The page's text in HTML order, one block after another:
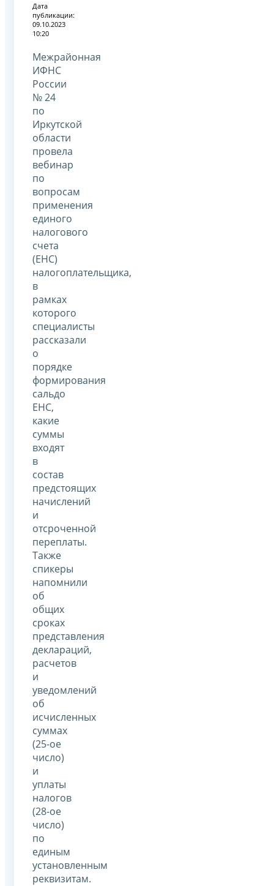
Дата
публикации:
09.10.2023
10:20
Межрайонная
ИФНС
России
№ 24
по
Иркутской
области
провела
вебинар
по
вопросам
применения
единого
налогового
счета
(ЕНС)
налогоплательщика,
в
рамках
которого
специалисты
рассказали
о
порядке
формирования
сальдо
ЕНС,
какие
суммы
входят
в
состав
предстоящих
начислений
и
отсроченной
переплаты.
Также
спикеры
напомнили
об
общих
сроках
представления
деклараций,
расчетов
и
уведомлений
об
исчисленных
суммах
(25-ое
число)
и
уплаты
налогов
(28-ое
число)
по
единым
установленным
реквизитам.